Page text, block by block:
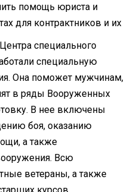
помощь юриста и
для контрактников и их
специального
специальную
Она поможет мужчинам,
в ряды Вооруженных
В нее включены
боя, оказанию
а также
Всю
ветераны, а также